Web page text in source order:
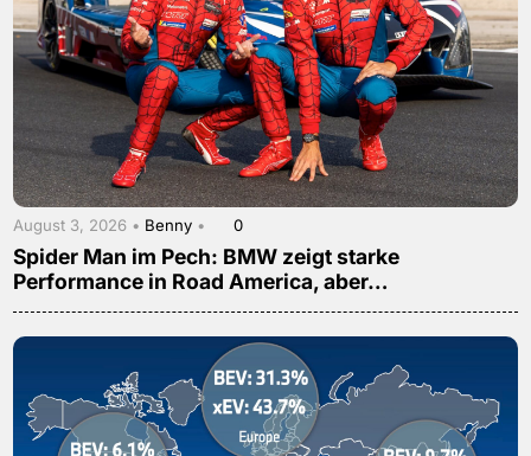
August 3, 2026 • Benny • 0
Spider Man im Pech: BMW zeigt starke
Performance in Road America, aber…